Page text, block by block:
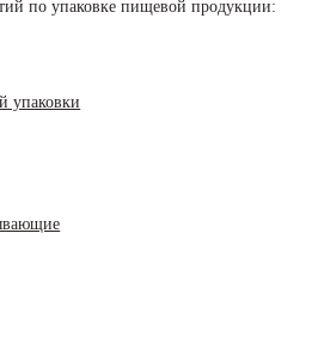
по упаковке пищевой продукции:
упаковки